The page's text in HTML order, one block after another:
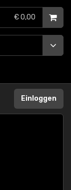
€ 0,00
Einloggen